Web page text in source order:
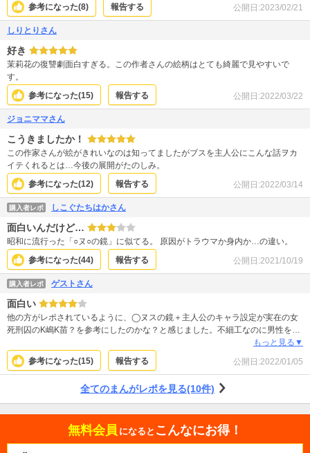
参考になった(8) 報告する 公開日:2023/02/21
しりとりさん
好き
茉莉花の復讐劇面白すぎる。この作者さんの絵柄はとても綺麗で見やすいで
す。
参考になった(15) 報告する 公開日:2022/03/22
ジョニママさん
こうきましたか！
この作家さんが絵がきれいなのは知ってましたがブスを主人公にこんな話ヲカ
イテくれるとは…今後の展開がたのしみ。
参考になった(12) 報告する 公開日:2022/03/14
購入者レポ しこぐたちはかさん
面白いんだけど…
昭和に流行った「○ヌ○の鏡」に似てる。 原因がトラウマか身内か…の違い。
参考になった(44) 報告する 公開日:2021/10/19
購入者レポ ゲストさん
面白い
他の方がレポされているように、◯ヌスの鏡＋主人公のキャラ設定が実在の女
死刑囚のK嶋K苗？を参考にしたのかな？と感じました。不細工なのに男性を虜
にする所とがが。話としては面白いので今の所全巻購入しています。もっと見る▼
参考になった(15) 報告する 公開日:2022/01/05
全てのまんがレポを見る(10件)
無料会員 になると こんなにお得！